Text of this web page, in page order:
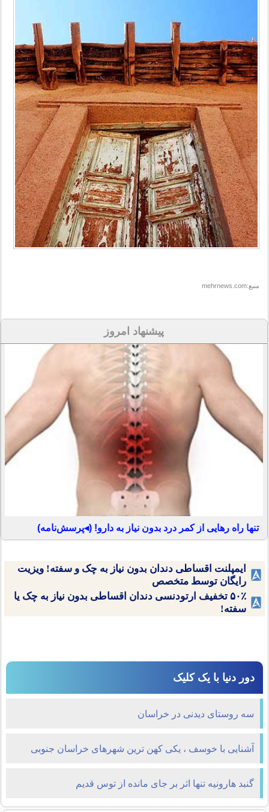
منبع:mehrnews.com
پیشنهاد امروز
تنها راه رهایی از کمر درد بدون نیاز به دارو! (◂پرسش‌نامه)
ایمپلنت اقساطی دندان بدون نیاز به چک و سفته! ویزیت
رایگان توسط متخصص
۵۰٪ تخفیف ارتودنسی دندان اقساطی بدون نیاز به چک یا
سفته!
دور دنیا با یک کلیک
سه روستای دیدنی در خراسان
آشنایی با خوسف ، یکی کهن ترین شهرهای خراسان جنوبی
گنبد هارونیه تنها اثر بر جای مانده از توس قدیم